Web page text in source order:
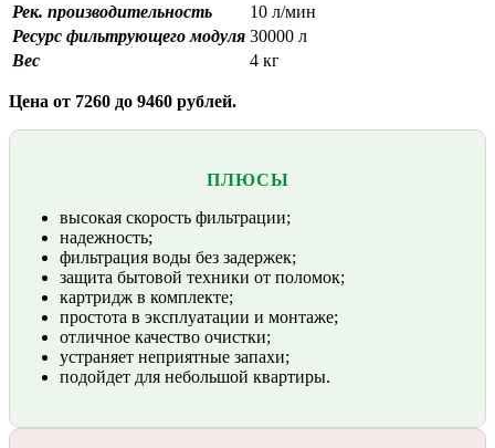
Рек. производительность
10 л/мин
Ресурс фильтрующего модуля 30000 л
Вес
4 кг
Цена от 7260 до 9460 рублей.
ПЛЮСЫ
высокая скорость фильтрации;
надежность;
фильтрация воды без задержек;
защита бытовой техники от поломок;
картридж в комплекте;
простота в эксплуатации и монтаже;
отличное качество очистки;
устраняет неприятные запахи;
подойдет для небольшой квартиры.